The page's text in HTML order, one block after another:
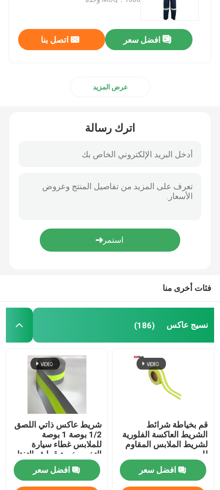
ملصق الملابس
إكسسوارات ملابس العمل
اكسسوارات عاكسة
افضل سعر اتصل بنا
عرض المزيد
اترك رسالة
فئات أخرى منا
نسيج عاكس (186)
قم بخياطة شرائط
الشريط العاكسة الفلورية
لشريط الملابس المقاوم
للهب
افضل سعر
شريط عاكس ذاتي اللصق
1/2 بوصة 1 بوصة
للملابس غطاء سيارة
التخييم خيمة قماش التفتا
افضل سعر